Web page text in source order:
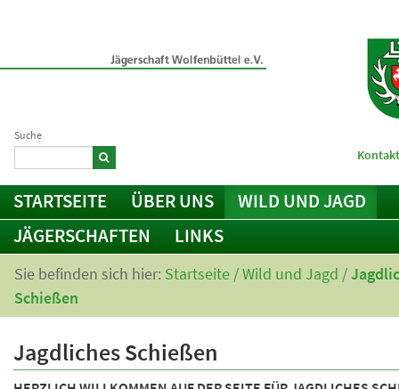
Suche
STARTSEITE ÜBER UNS
WILD UND JAGD
JÄGERSCHAFTEN
LINKS
Sie befinden sich hier: Startseite /Wild und Jagd /
Schießen
Jagdliches Schießen